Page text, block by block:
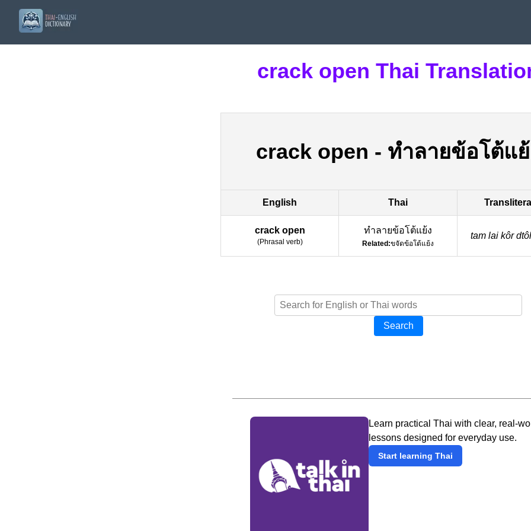
crack open Thai
crack open - ทำลายข้อโต้แ
English Thai
crack open
(Phrasal verb)
ทำลายข้อโต้แย้ง
Related:ขจัดข้อโต้แย้ง
tam lai kôr
Search
Learn practical Thai with clear, real-
lessons designed for everyday use.
Start learning Thai